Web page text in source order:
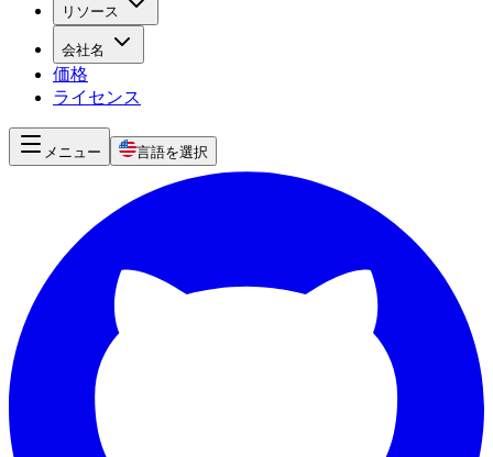
リソース
会社名
価格
ライセンス
メニュー 言語を選択